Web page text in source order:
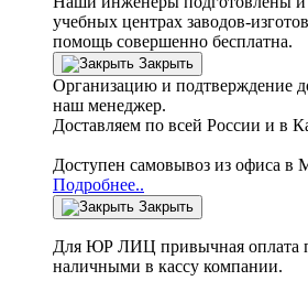
учебных центрах заводов-
помощь совершенно бесплатна.
Закрыть
Организацию и подтверждение
наш менеджер.
Доставляем по всей России
Доступен самовывоз из офиса в
Подробнее..
Закрыть
Для ЮР ЛИЦ привычная оплата
наличными в кассу компании.